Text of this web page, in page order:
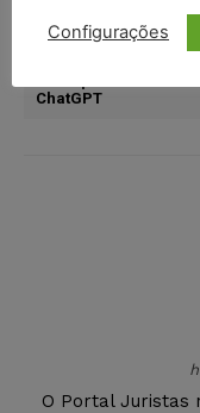
prestação de
criação de Prompts
ChatGPT
O Portal Juristas
Configurações